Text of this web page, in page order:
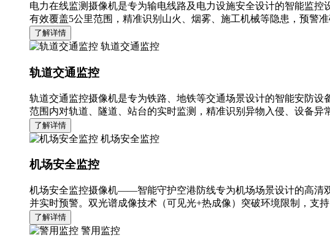
电力在线监测摄像机是专为输电线路及电力设施安全设计的智能监
有效覆盖5公里范围，精准识别山火、烟雾、施工机械等隐患，预警
了解详情
轨道交通监控
轨道交通监控
轨道交通监控摄像机是专为铁路、地铁等交通场景设计的智能安防
范围内对轨道、隧道、站台的实时监测，精准识别异物入侵、设备
了解详情
机场安全监控
机场安全监控
机场安全监控摄像机——智能守护空港防线专为机场场景设计的高清
并实时预警。双光谱成像技术（可见光+热成像）突破环境限制，支
了解详情
警用监控